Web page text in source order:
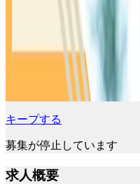
キープする
募集が停止しています
求人概要